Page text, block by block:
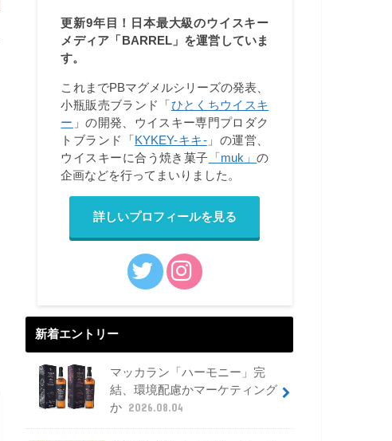
更新9年目！日本最大級のウイスキー
メディア「BARREL」を運営していま
す。
これまでPBマグメルシリーズの発表、
小瓶販売ブランド「 ひとくちウイスキ
ー 」の開発、ウイスキー専門プロダク
トブランド「 KYKEY-キキ-」の運営、
ウイスキーに合う焼き菓子 「muk」の
企画などを行ってまいりました。
詳しいプロフィールを見る
新着エントリー
マッカラン「ハーモニー」完
結、環境配慮かマーケティング
か 2026.08.04